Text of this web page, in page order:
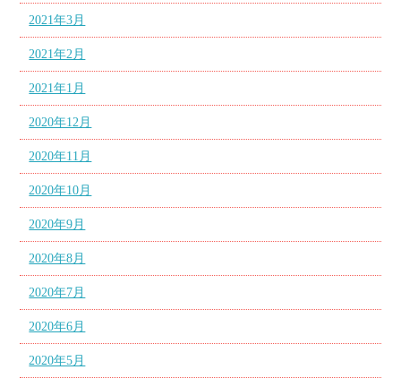
2021年3月
2021年2月
2021年1月
2020年12月
2020年11月
2020年10月
2020年9月
2020年8月
2020年7月
2020年6月
2020年5月